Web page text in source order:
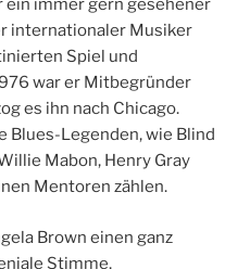
immer gern gesehener
internationaler Musiker
Spiel und
war er Mitbegründer
es ihn nach Chicago.
Blues-Legenden, wie Blind
Mabon, Henry Gray
Mentoren zählen.
Brown einen ganz
Stimme,